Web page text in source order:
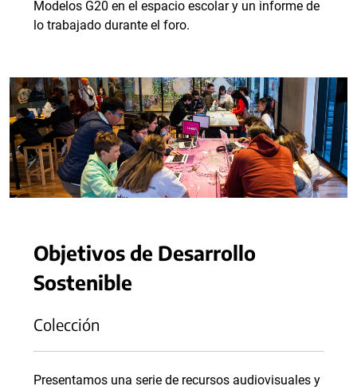
Modelos G20 en el espacio escolar y un informe de
lo trabajado durante el foro.
Objetivos de Desarrollo
Sostenible
Colección
Presentamos una serie de recursos audiovisuales y